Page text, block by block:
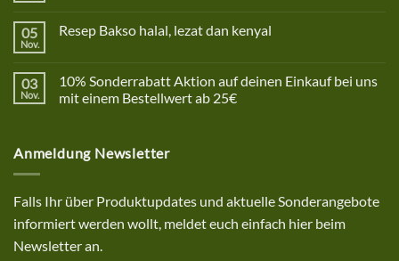
Betriebsurlaub
05
Nov.
Resep Bakso halal, lezat dan kenyal
Resep
Bakso
halal,
03
Nov.
10% Sonderrabatt Aktion auf deinen Einkauf bei uns
mit einem Bestellwert ab 25€
10%
Sonderrabatt
deinen
Einkauf
bei
uns
mit
einem
Anmeldung Newsletter
Falls Ihr über Produktupdates und aktuelle Sonderangebote
informiert werden wollt, meldet euch einfach hier beim
Newsletter an.